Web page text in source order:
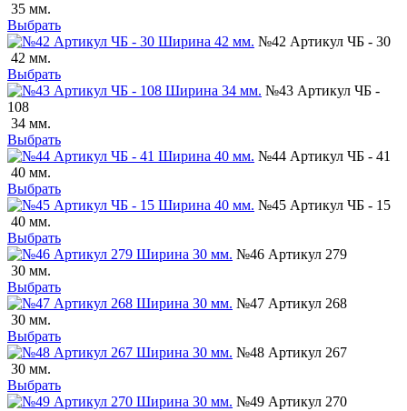
35 мм.
Выбрать
№42 Артикул ЧБ - 30
42 мм.
Выбрать
№43 Артикул ЧБ -
108
34 мм.
Выбрать
№44 Артикул ЧБ - 41
40 мм.
Выбрать
№45 Артикул ЧБ - 15
40 мм.
Выбрать
№46 Артикул 279
30 мм.
Выбрать
№47 Артикул 268
30 мм.
Выбрать
№48 Артикул 267
30 мм.
Выбрать
№49 Артикул 270